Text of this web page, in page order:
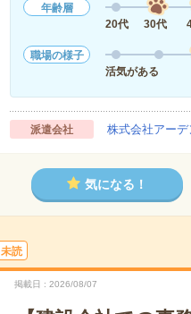
年齢層
20代
30代
職場の様子
活気がある
派遣会社 株式会社アー
気になる！
未読
掲載日 2026/08/07